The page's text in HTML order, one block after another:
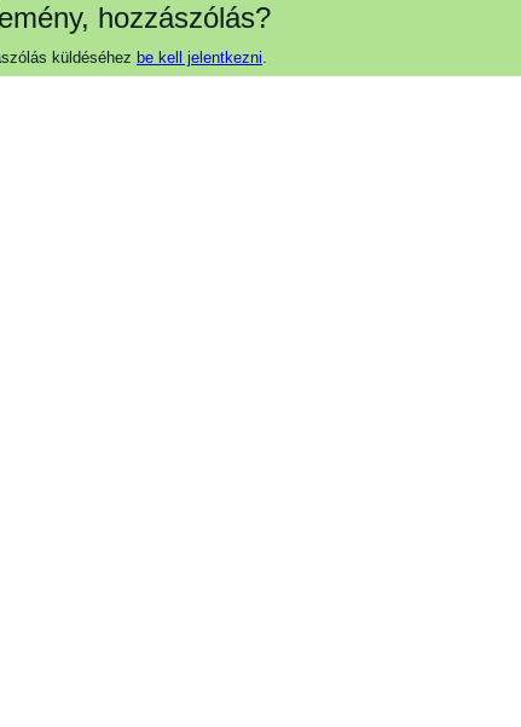
hozzászólás?
küldéséhez be kell jelentkezni.